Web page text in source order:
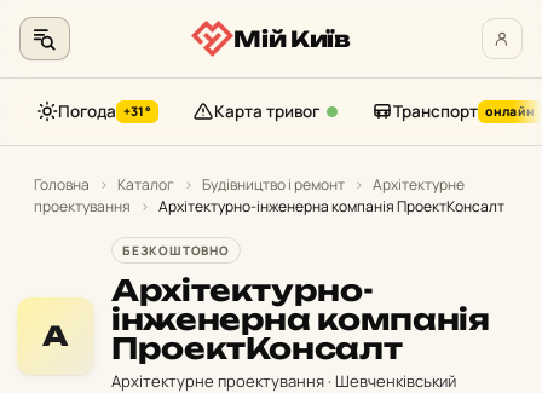
контенту
Мій Київ
Погода +31° Карта тривог Транспорт онлайн
Головна › Каталог › Будівництво і ремонт › Архітектурне
проектування
› Архітектурно-інженерна компанія ПроектКонсалт
А
БЕЗКОШТОВНО
Архітектурно-
інженерна компанія
ПроектКонсалт
Архітектурне проектування · Шевченківський